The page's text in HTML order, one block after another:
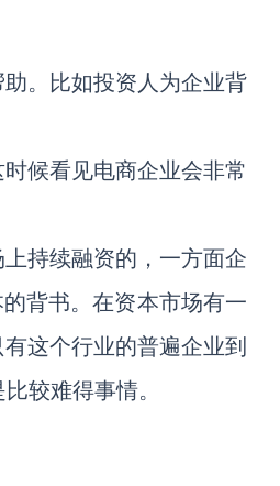
。比如投资人为企业背
候看见电商企业会非常
持续融资的，一方面企
背书。在资本市场有一
这个行业的普遍企业到
较难得事情。